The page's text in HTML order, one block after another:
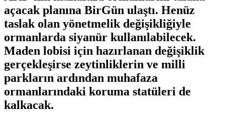
açacak planına BirGün ulaştı. Henüz
taslak olan yönetmelik değişikliğiyle
ormanlarda siyanür kullanılabilecek.
Maden lobisi için hazırlanan değişiklik
gerçekleşirse zeytinliklerin ve milli
parkların ardından muhafaza
ormanlarındaki koruma statüleri de
kalkacak.